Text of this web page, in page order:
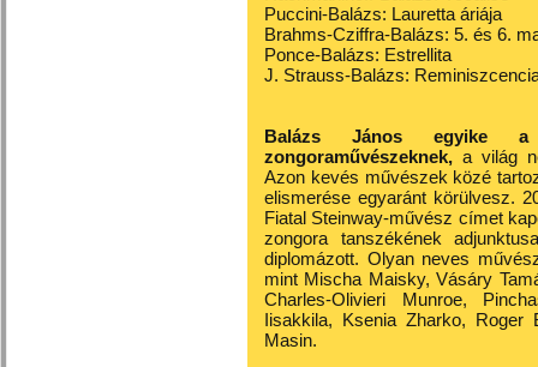
Puccini-Balázs: Lauretta áriája
Brahms-Cziffra-Balázs: 5. és 6.
Ponce-Balázs: Estrellita
J. Strauss-Balázs:
Balázs János egyike a
zongoraművészeknek, a világ
Azon kevés művészek közé
elismerése egyaránt körülvesz.
Fiatal Steinway-művész címet
zongora tanszékének
diplomázott. Olyan neves
mint Mischa Maisky, Vásáry
Charles-Olivieri Munroe,
Iisakkila, Ksenia Zharko, Roger
Masin.